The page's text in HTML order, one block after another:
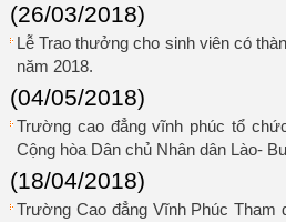
(26/03/2018)
Lễ Trao thưởng cho sinh viên có
năm 2018.
(04/05/2018)
Trường cao đẳng vĩnh phúc tổ
Cộng hòa Dân chủ Nhân dân Lào-
(18/04/2018)
Trường Cao đẳng Vĩnh Phúc Tham